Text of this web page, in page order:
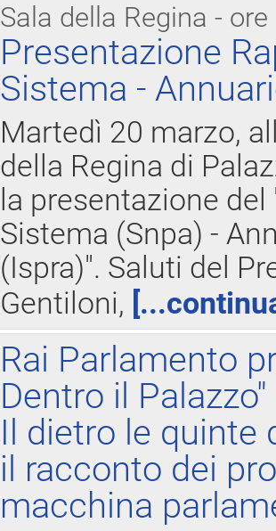
Sala della Regina - ore
Presentazione
Sistema -
Martedì 20 marzo,
della Regina di
la presentazione
Sistema (Snpa) -
(Ispra)". Saluti del
Gentiloni,
Rai Parlamento
Dentro il Palazzo"
Il dietro le quinte
il racconto dei
macchina